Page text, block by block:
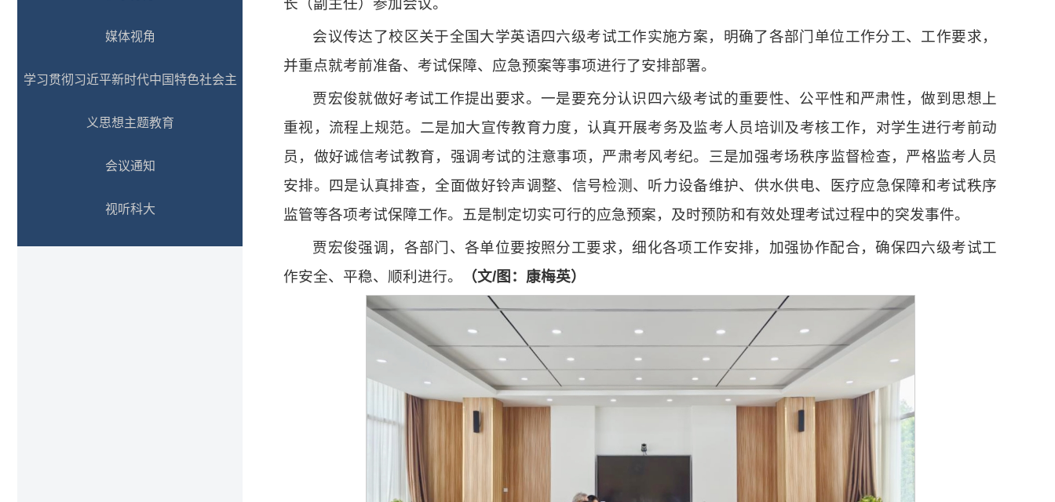
媒体视角
学习贯彻习近平新时代中国特色社会主
义思想主题教育
会议通知
视听科大
长（副主任）参加会议。
会议传达了校区关于全国大学英语四六级考试工作实施方案，明确了各部门单位工作分工、工作要求，
并重点就考前准备、考试保障、应急预案等事项进行了安排部署。
贾宏俊就做好考试工作提出要求。一是要充分认识四六级考试的重要性、公平性和严肃性，做到思想上
重视，流程上规范。二是加大宣传教育力度，认真开展考务及监考人员培训及考核工作，对学生进行考前动
员，做好诚信考试教育，强调考试的注意事项，严肃考风考纪。三是加强考场秩序监督检查，严格监考人员
安排。四是认真排查，全面做好铃声调整、信号检测、听力设备维护、供水供电、医疗应急保障和考试秩序
监管等各项考试保障工作。五是制定切实可行的应急预案，及时预防和有效处理考试过程中的突发事件。
贾宏俊强调，各部门、各单位要按照分工要求，细化各项工作安排，加强协作配合，确保四六级考试工
作安全、平稳、顺利进行。
（文/图：康梅英）